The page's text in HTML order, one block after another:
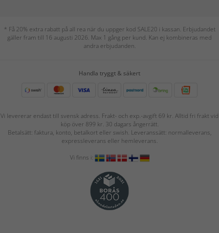
* Få 20% extra rabatt på all rea när du uppger kod SALE20 i kassan. Erbjudandet
gäller fram till 16 augusti 2026. Max 1 gång per kund. Kan ej kombineras med
andra erbjudanden.
Handla tryggt & säkert
Vi levererar endast till svensk adress. Frakt- och exp.-avgift 69 kr. Alltid fri frakt vid
köp över 899 kr. 30 dagars ångerrätt.
Betalsätt: faktura, konto, betalkort eller swish. Leveranssätt: normalleverans,
expressleverans eller hemleverans.
Vi finns i: